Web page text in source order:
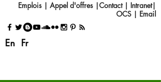
En Fr
Emplois | Appel d'offres |Contact |​ Intranet|
OCS | Email